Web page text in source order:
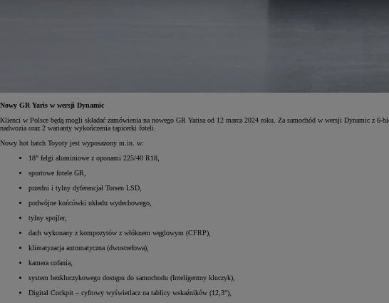
Nowy GR Yaris w wersji Dynamic
Klienci w Polsce będą mogli składać zamówienia na nowego GR Yarisa od 12 marca 2024 roku. Za samochód w wersji Dynamic z
nadwozia oraz 2 warianty wykończenia tapicerki foteli.
Nowy hot hatch Toyoty jest wyposażony m.in. w:
18" felgi aluminiowe z oponami 225/40 R18,
sportowe fotele GR,
przedni i tylny dyferencjał Torsen LSD,
podwójne końcówki układu wydechowego,
tylny spojler,
dach wykonany z kompozytów z włóknem węglowym (CFRP),
klimatyzacja automatyczna (dwustrefowa),
kamera cofania,
system bezkluczykowego dostępu do samochodu (Inteligentny kluczyk),
Digital Cockpit – cyfrowy wyświetlacz na tablicy wskaźników (12,3"),